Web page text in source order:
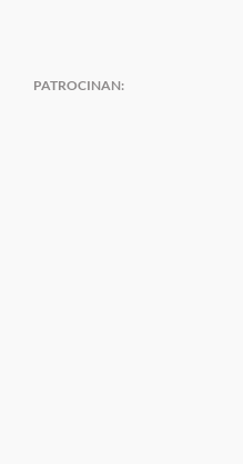
PATROCINAN: